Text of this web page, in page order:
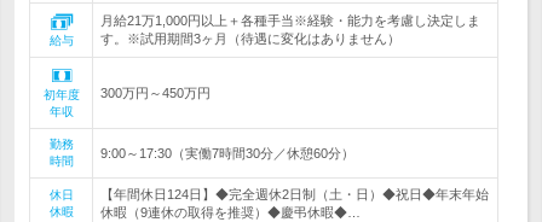
給与
月給21万1,000円以上＋各種手当※経験・能力を考慮し決定しま
す。※試用期間3ヶ月（待遇に変化はありません）
初年度
年収
300万円～450万円
勤務
時間
9:00～17:30（実働7時間30分／休憩60分）
休日
休暇
【年間休日124日】◆完全週休2日制（土・日）◆祝日◆年末年始
休暇（9連休の取得を推奨）◆慶弔休暇◆…